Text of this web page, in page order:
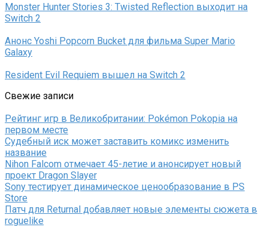
Monster Hunter Stories 3: Twisted Reflection выходит на
Switch 2
Анонс Yoshi Popcorn Bucket для фильма Super Mario
Galaxy
Resident Evil Requiem вышел на Switch 2
Свежие записи
Рейтинг игр в Великобритании: Pokémon Pokopia на
первом месте
Судебный иск может заставить комикс изменить
название
Nihon Falcom отмечает 45-летие и анонсирует новый
проект Dragon Slayer
Sony тестирует динамическое ценообразование в PS
Store
Патч для Returnal добавляет новые элементы сюжета в
roguelike